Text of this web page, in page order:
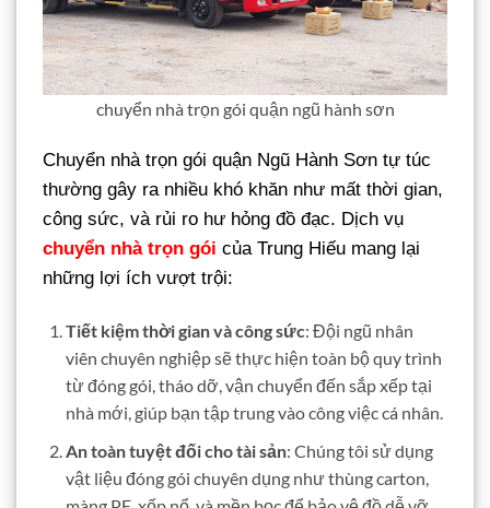
chuyển nhà trọn gói quận ngũ hành sơn
Chuyển nhà trọn gói quận Ngũ Hành Sơn tự túc
thường gây ra nhiều khó khăn như mất thời gian,
công sức, và rủi ro hư hỏng đồ đạc. Dịch vụ
chuyển nhà trọn gói của Trung Hiếu mang lại
những lợi ích vượt trội:
Tiết kiệm thời gian và công sức: Đội ngũ nhân
viên chuyên nghiệp sẽ thực hiện toàn bộ quy trình
từ đóng gói, tháo dỡ, vận chuyển đến sắp xếp tại
nhà mới, giúp bạn tập trung vào công việc cá nhân.
An toàn tuyệt đối cho tài sản: Chúng tôi sử dụng
vật liệu đóng gói chuyên dụng như thùng carton,